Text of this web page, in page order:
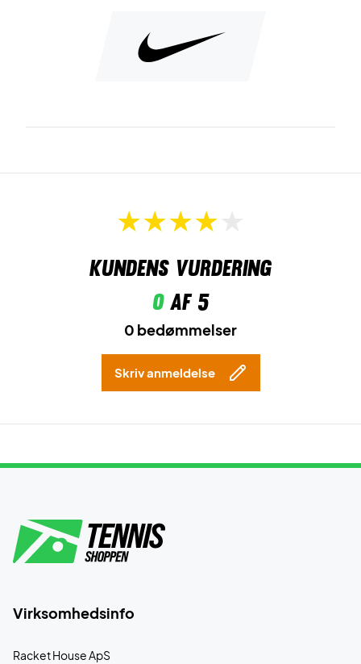
Kundens vurdering
0af 5
0 bedømmelser
Skriv anmeldelse
Virksomhedsinfo
Racket House ApS